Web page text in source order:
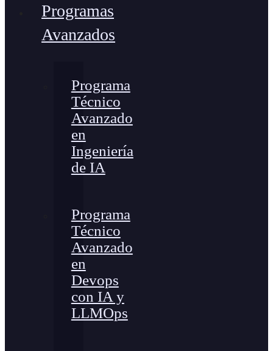
Programas
Avanzados
Programa
Técnico
Avanzado
en
Ingeniería
de IA
Programa
Técnico
Avanzado
en
Devops
con IA y
LLMOps